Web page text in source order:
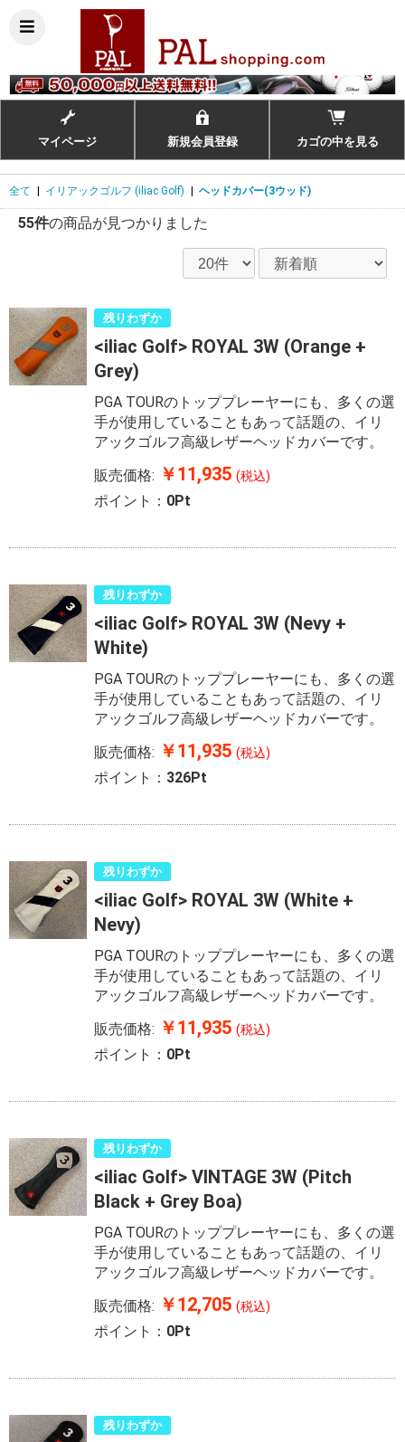
マイページ 新規会員登録 カゴの中を見る
全て イリアックゴルフ (iliac Golf) ヘッドカバー(3ウッド)
55件の商品が見つかりました
残りわずか
<iliac Golf> ROYAL 3W (Orange +
Grey)
PGA TOURのトッププレーヤーにも、多くの選
手が使用していることもあって話題の、イリ
アックゴルフ高級レザーヘッドカバーです。
販売価格: ￥11,935(税込)
ポイント： 0Pt
残りわずか
<iliac Golf> ROYAL 3W (Nevy +
White)
PGA TOURのトッププレーヤーにも、多くの選
手が使用していることもあって話題の、イリ
アックゴルフ高級レザーヘッドカバーです。
販売価格: ￥11,935(税込)
ポイント： 326Pt
残りわずか
<iliac Golf> ROYAL 3W (White +
Nevy)
PGA TOURのトッププレーヤーにも、多くの選
手が使用していることもあって話題の、イリ
アックゴルフ高級レザーヘッドカバーです。
販売価格: ￥11,935(税込)
ポイント： 0Pt
残りわずか
<iliac Golf> VINTAGE 3W (Pitch
Black + Grey Boa)
PGA TOURのトッププレーヤーにも、多くの選
手が使用していることもあって話題の、イリ
アックゴルフ高級レザーヘッドカバーです。
販売価格: ￥12,705(税込)
ポイント： 0Pt
残りわずか